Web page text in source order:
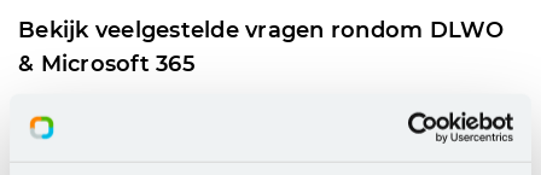
Bekijk veelgestelde vragen rondom DLWO
& Microsoft 365
Krijg antwoorden van onze experts op al jouw vragen
over Microsoft 365, Teams en andere onderdelen van